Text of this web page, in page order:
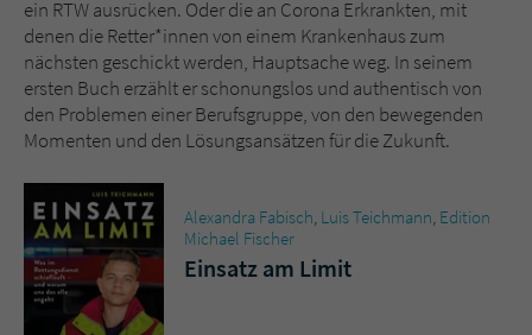
ein RTW ausrücken. Oder die an Corona Erkrankten, mit
denen die Retter*innen von einem Krankenhaus zum
nächsten geschickt werden, Hauptsache weg. In seinem
ersten Buch erzählt er schonungslos und authentisch von
den Problemen einer Berufsgruppe, von den bewegenden
Momenten und den Lösungsansätzen für die Zukunft.
Alexandra Fabisch, Luis Teichmann, Edition
Michael Fischer
Einsatz am Limit
Laufzeit Session
Zweck
Dieses Cookie gewährleistet die
Kommunikation der Webseite mit dem
Benutzer. Es wird benötigt um z. B. den
Sicherheitscode des Kontaktformulars zu